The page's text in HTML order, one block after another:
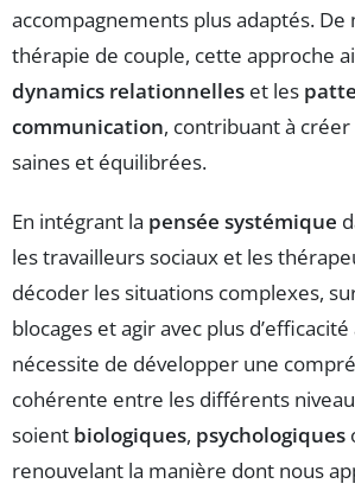
accompagnements plus adaptés. De
thérapie de couple, cette approche
dynamics relationnelles et les
communication, contribuant à
saines et équilibrées.
En intégrant la pensée systémique
les travailleurs sociaux et les
décoder les situations complexes,
blocages et agir avec plus
nécessite de développer une
cohérente entre les différents
soient biologiques, psychologiques
renouvelant la manière dont nous